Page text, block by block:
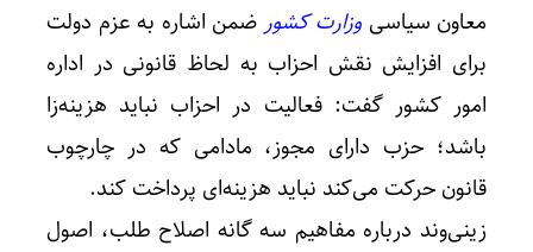
معاون سیاسی وزارت کشور ضمن اشاره به عزم دولت
برای افزایش نقش احزاب به لحاظ قانونی در اداره
امور کشور گفت: فعالیت در احزاب نباید هزینه‌زا
باشد؛ حزب دارای مجوز، مادامی که در چارچوب
قانون حرکت می‌کند نباید هزینه‌ای پرداخت کند.
زینی‌وند درباره مفاهیم سه گانه اصلاح طلب، اصول